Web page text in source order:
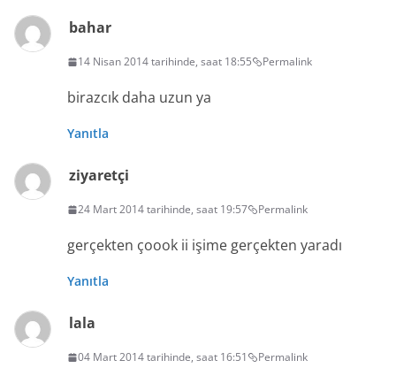
bahar
14 Nisan 2014 tarihinde, saat 18:55 Permalink
birazcık daha uzun ya
Yanıtla
ziyaretçi
24 Mart 2014 tarihinde, saat 19:57 Permalink
gerçekten çoook ii işime gerçekten yaradı
Yanıtla
lala
04 Mart 2014 tarihinde, saat 16:51 Permalink